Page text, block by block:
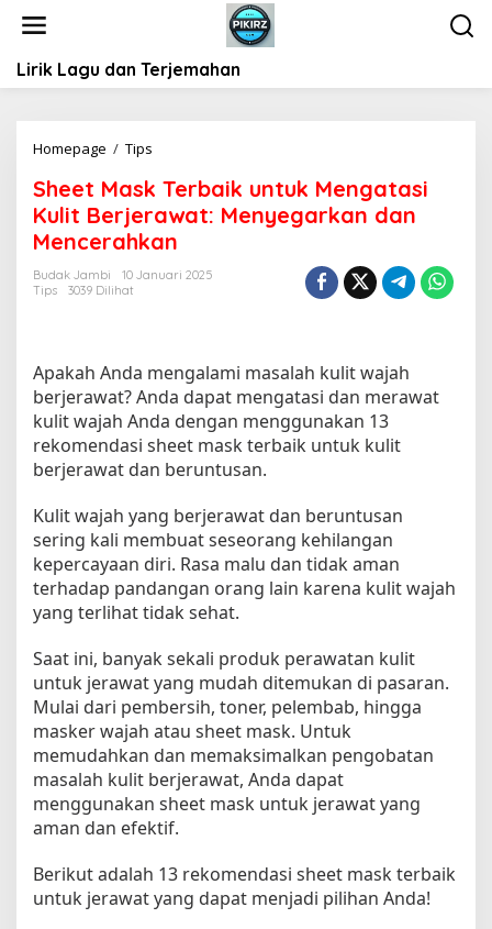
Lirik Lagu dan Terjemahan
Homepage / Tips
e
e
t
a
e
r
b
a
i
k
n
t
u
k
M
n
g
a
t
a
s
i
K
u
t
Sheet Mask Terbaik untuk Mengatasi
Kulit Berjerawat: Menyegarkan dan
Mencerahkan
Budak Jambi
10 Januari 2025
Tips
3039 Dilihat
Apakah Anda mengalami masalah kulit wajah
berjerawat? Anda dapat mengatasi dan merawat
kulit wajah Anda dengan menggunakan 13
rekomendasi sheet mask terbaik untuk kulit
berjerawat dan beruntusan.
Kulit wajah yang berjerawat dan beruntusan
sering kali membuat seseorang kehilangan
kepercayaan diri. Rasa malu dan tidak aman
terhadap pandangan orang lain karena kulit wajah
yang terlihat tidak sehat.
Saat ini, banyak sekali produk perawatan kulit
untuk jerawat yang mudah ditemukan di pasaran.
Mulai dari pembersih, toner, pelembab, hingga
masker wajah atau sheet mask. Untuk
memudahkan dan memaksimalkan pengobatan
masalah kulit berjerawat, Anda dapat
menggunakan sheet mask untuk jerawat yang
aman dan efektif.
Berikut adalah 13 rekomendasi sheet mask terbaik
untuk jerawat yang dapat menjadi pilihan Anda!